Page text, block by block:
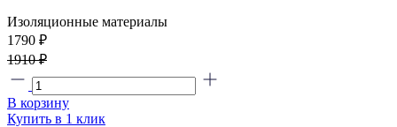
Изоляционные материалы
1790 ₽
1910 ₽
В корзину
Купить в 1 клик